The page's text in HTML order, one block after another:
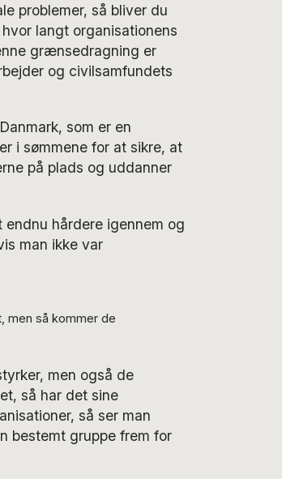
problemer, så bliver du
langt organisationens
grænsedragning er
og civilsamfundets
som er en
i sømmene for at sikre, at
på plads og uddanner
hårdere igennem og
man ikke var
men så kommer de
men også de
så har det sine
så ser man
bestemt gruppe frem for